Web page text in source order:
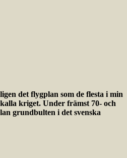
det flygplan som de flesta i min
kriget. Under främst 70- och
grundbulten i det svenska